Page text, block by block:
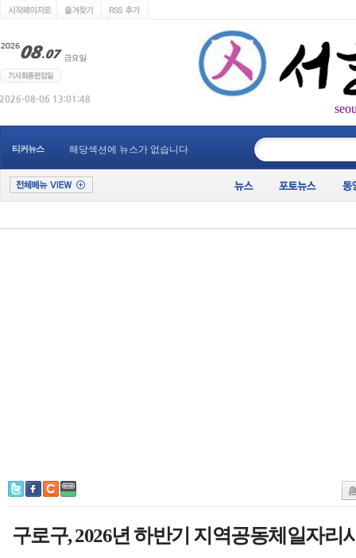
티커뉴스 해당섹션에 뉴스가 없습니다
구로구, 2026년 하반기 지역공동체일자리